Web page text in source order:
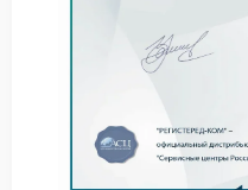
О проблеме обычно
пар не идет даже после
из насадки выходят
молоко не взбивается
Почему не